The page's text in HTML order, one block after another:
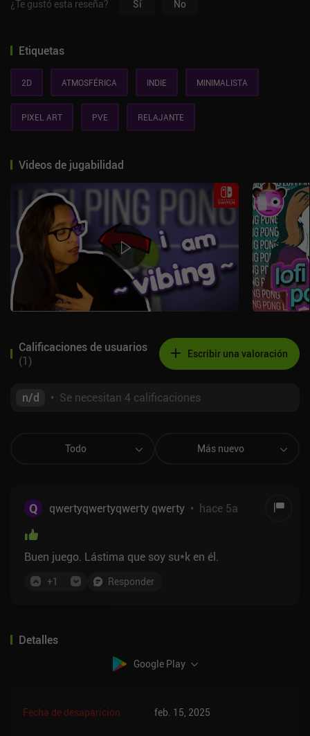
¿Te gustó esta reseña? Sí No
Etiquetas
2D ATMOSFÉRICA INDIE MINIMALISTA
PIXEL ART PVE RELAJANTE
Videos de jugabilidad
Calificaciones de usuarios
(1) Escribir una valoración
n/d • Se necesitan 4 calificaciones
Todo Más nuevo
Q qwertyqwertyqwerty qwerty • hace 5a
Buen juego. Lástima que soy su*k en él.
+1 Responder
Detalles
Google Play
Fecha de desaparición feb. 15, 2025